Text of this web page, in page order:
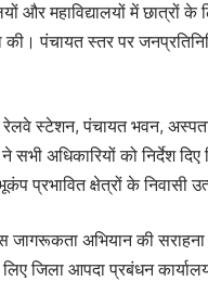
और महाविद्यालयों में छात्रों
पंचायत स्तर पर
स्टेशन, पंचायत भवन,
ने सभी अधिकारियों को निर्देश
प्रभावित क्षेत्रों के निवासी
अभियान की
जिला आपदा प्रबंधन